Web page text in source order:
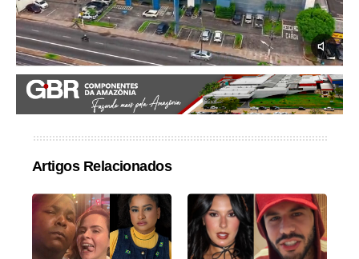
Artigos Relacionados